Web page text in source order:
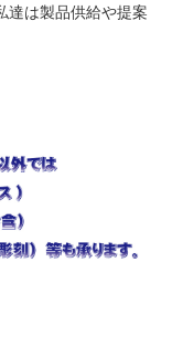
達は製品供給や提案